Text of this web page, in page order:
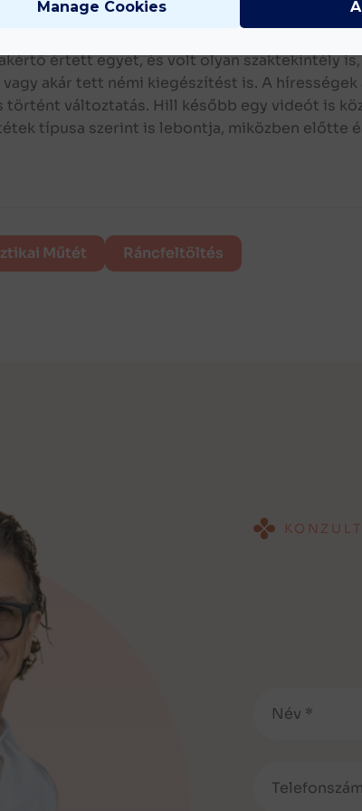
az orra hegyét és csökkentették az orrlyukai
értett egyet, és volt olyan szaktekintély
akár tett némi kiegészítést is. A
történt változtatás. Hill később egy videót is
típusa szerint is lebontja, miközben előtte
Műtét Ráncfeltöltés
Manage Cookies